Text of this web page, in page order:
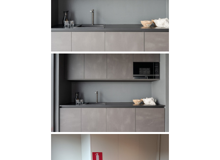
Galleria
Asiakaskokemuksia
€0,00
PALVELUT